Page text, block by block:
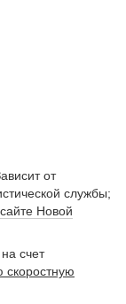
от
службы;
сайте Новой
счет
скоростную